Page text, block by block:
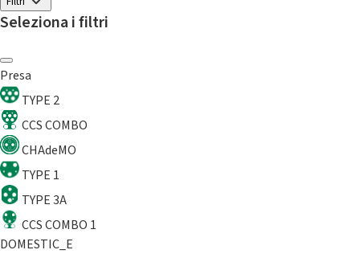
Seleziona i filtri
Presa
TYPE 2
CCS COMBO
CHAdeMO
TYPE 1
TYPE 3A
CCS COMBO 1
DOMESTIC_E